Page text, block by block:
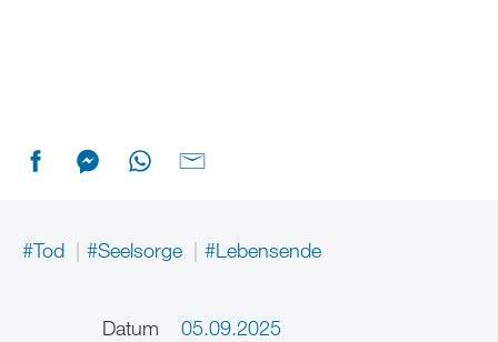
#Tod #Seelsorge #Lebensende
Datum 05.09.2025